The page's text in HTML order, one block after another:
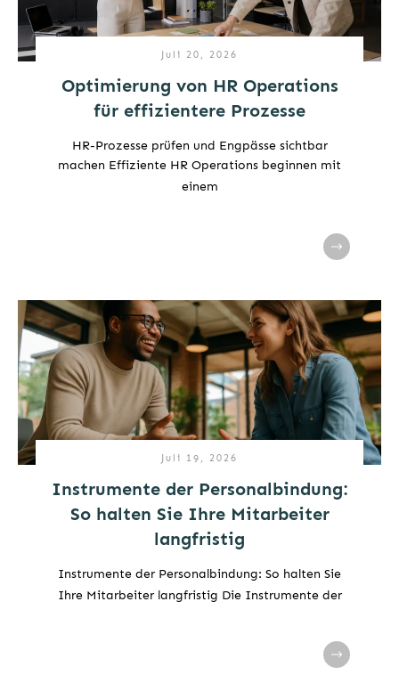
Juli 20, 2026
Optimierung von HR Operations
für effizientere Prozesse
HR-Prozesse prüfen und Engpässe sichtbar
machen Effiziente HR Operations beginnen mit
einem
Juli 19, 2026
Instrumente der Personalbindung:
So halten Sie Ihre Mitarbeiter
langfristig
Instrumente der Personalbindung: So halten Sie
Ihre Mitarbeiter langfristig Die Instrumente der